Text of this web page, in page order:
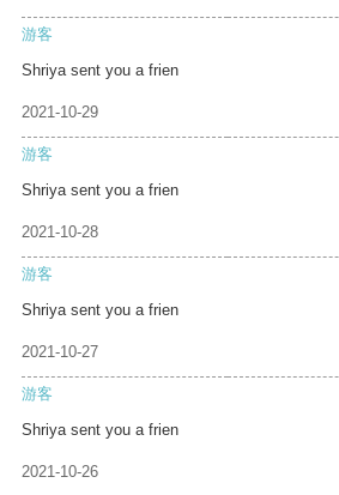
游客
Shriya sent you a frien
2021-10-29
游客
Shriya sent you a frien
2021-10-28
游客
Shriya sent you a frien
2021-10-27
游客
Shriya sent you a frien
2021-10-26